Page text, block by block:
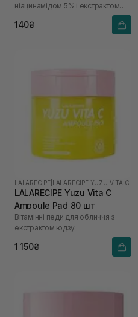
ніацинамідом 5% і екстрактом
140₴
LALARECIPE LALARECIPE YUZU VITA C
LALARECIPE Yuzu Vita C
Ampoule Pad 80 шт
Вітамінні педи для обличчя з
екстрактом юдзу
1 150₴